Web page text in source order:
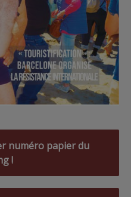
numéro papier du
!